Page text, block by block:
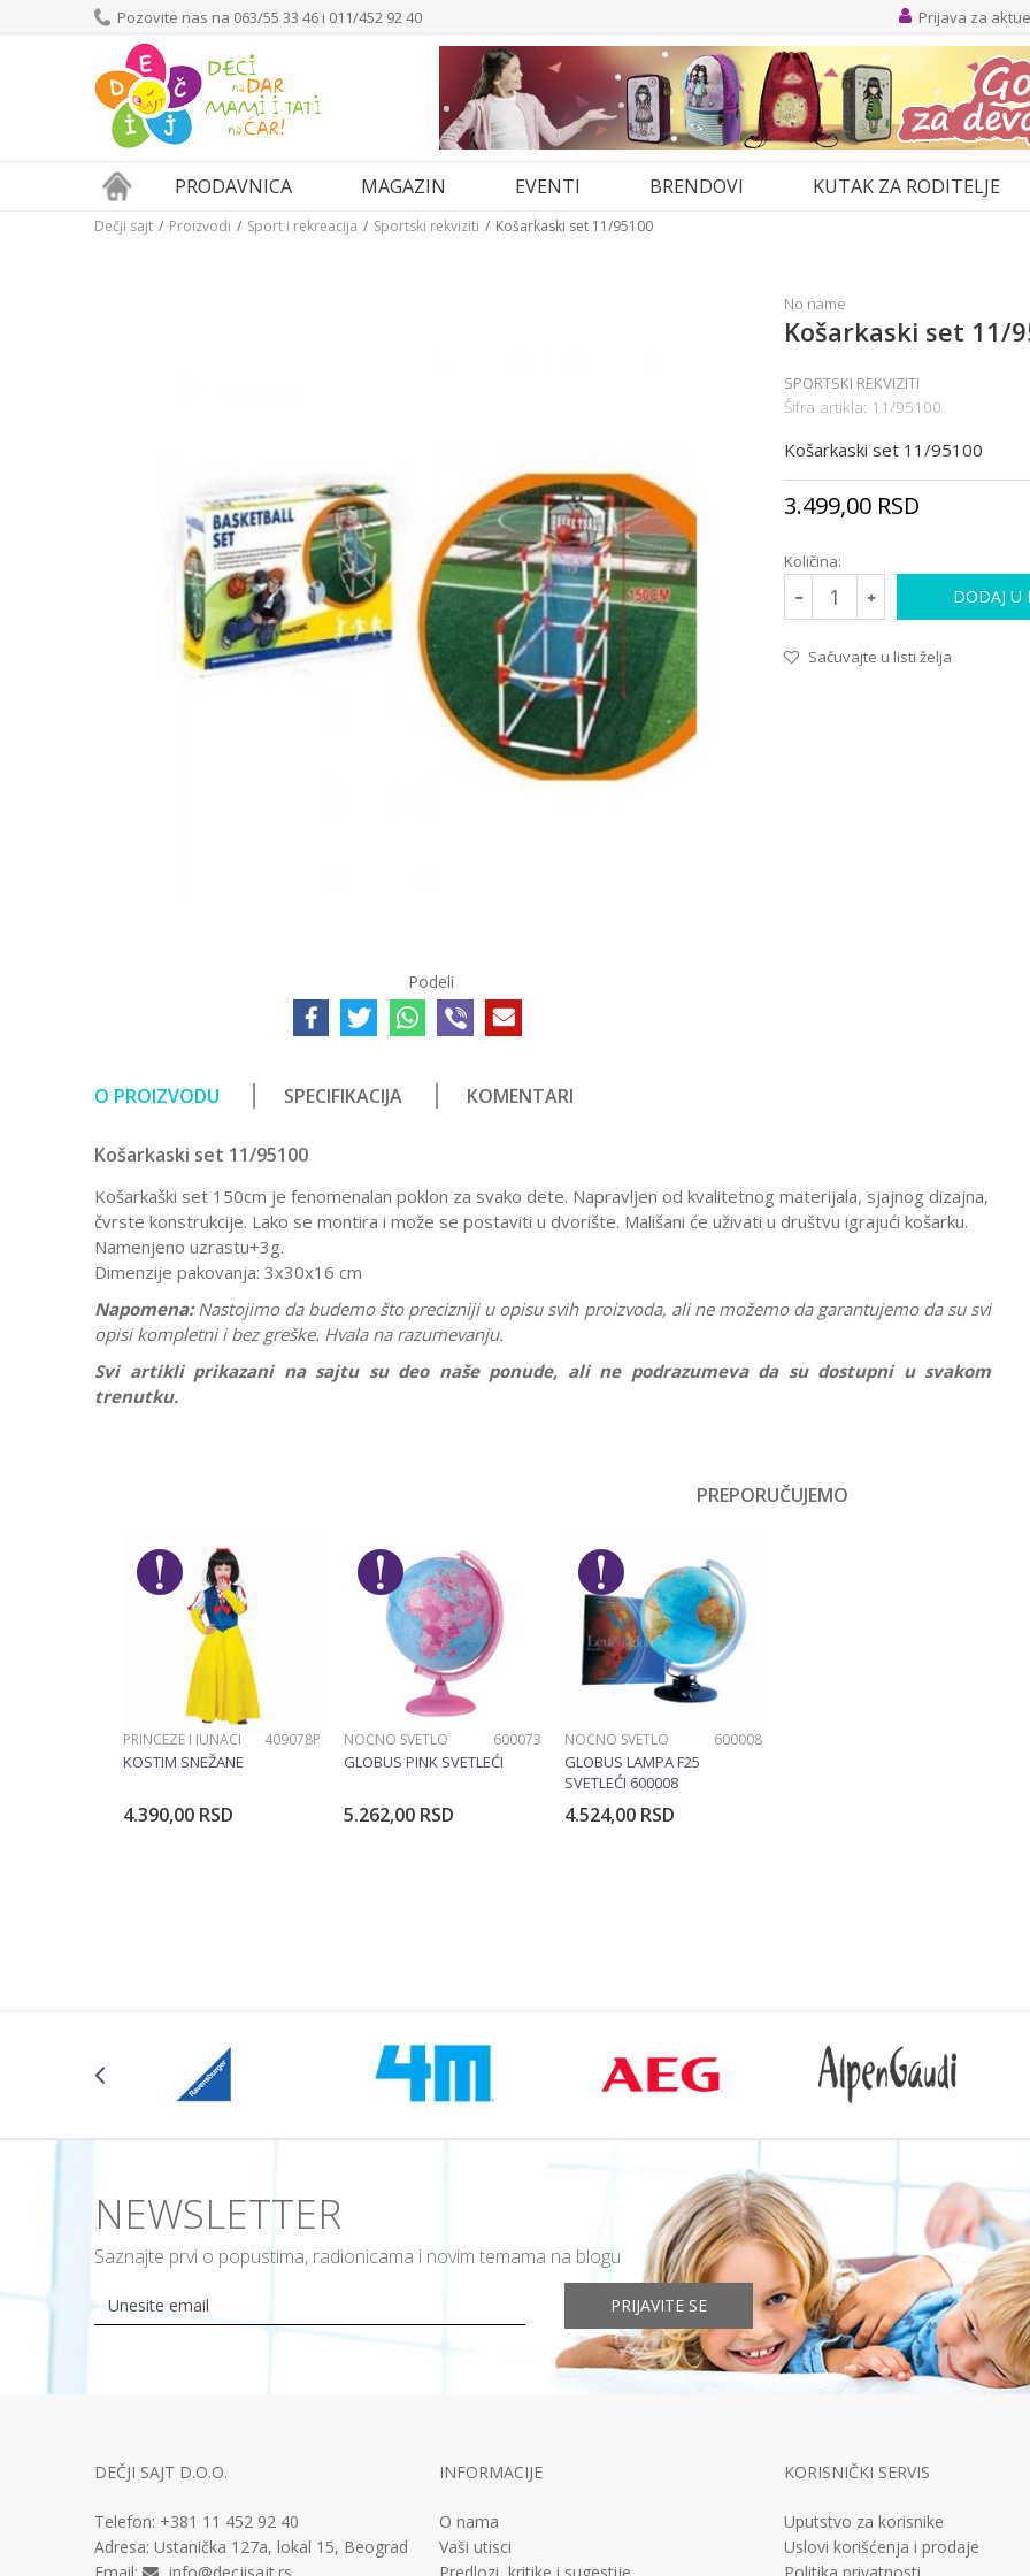
Pozovite nas na 063/55 33 46 i 011/452 92 40 Prijava za
PRODAVNICA MAGAZIN EVENTI BRENDOVI KUTAK ZA RODITELJE
Dečji sajt Proizvodi Sport i rekreacija Sportski rekviziti Košarkaski set 11/95100
Podeli
No name
Košarkaski set 11/
SPORTSKI REKVIZITI
Šifra artikla: 11/95100
Košarkaski set 11/95100
3.499,00 RSD
Količina:
DODAJ U
Sačuvajte u listi želja
O PROIZVODU SPECIFIKACIJA KOMENTARI
Košarkaski set 11/95100
Košarkaški set 150cm je fenomenalan poklon za svako dete. Napravljen od kvalitetnog materijala, sjajnog dizajna,
čvrste konstrukcije. Lako se montira i može se postaviti u dvorište. Mališani će uživati u društvu igrajući košarku.
Namenjeno uzrastu+3g.
Dimenzije pakovanja: 3x30x16 cm
Napomena: Nastojimo da budemo što precizniji u opisu svih proizvoda, ali ne možemo da garantujemo da su svi
opisi kompletni i bez greške. Hvala na razumevanju.
Svi artikli prikazani na sajtu su deo naše ponude, ali ne podrazumeva da su dostupni u svakom
trenutku.
Brend
No name
Veličine
Poruka
POŠALJI
PREPORUČUJEMO
PRINCEZE I JUNACI 409078P
KOSTIM SNEŽANE
4.390,00 RSD
NOĆNO SVETLO 600073
GLOBUS PINK SVETLEĆI
5.262,00 RSD
NOĆNO SVETLO 600008
GLOBUS LAMPA F25
SVETLEĆI 600008
4.524,00 RSD
NEWSLETTER
Saznajte prvi o popustima, radionicama i novim temama na blogu
PRIJAVITE SE
DEČJI SAJT D.O.O.
Telefon: +381 11 452 92 40
Adresa: Ustanička 127a, lokal 15, Beograd
INFORMACIJE
O nama
Vaši utisci
KORISNIČKI SERVIS
Uputstvo za korisnike
Uslovi korišćenja i prodaje